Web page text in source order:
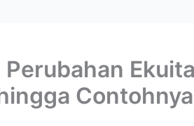
Perubahan
Contohnya